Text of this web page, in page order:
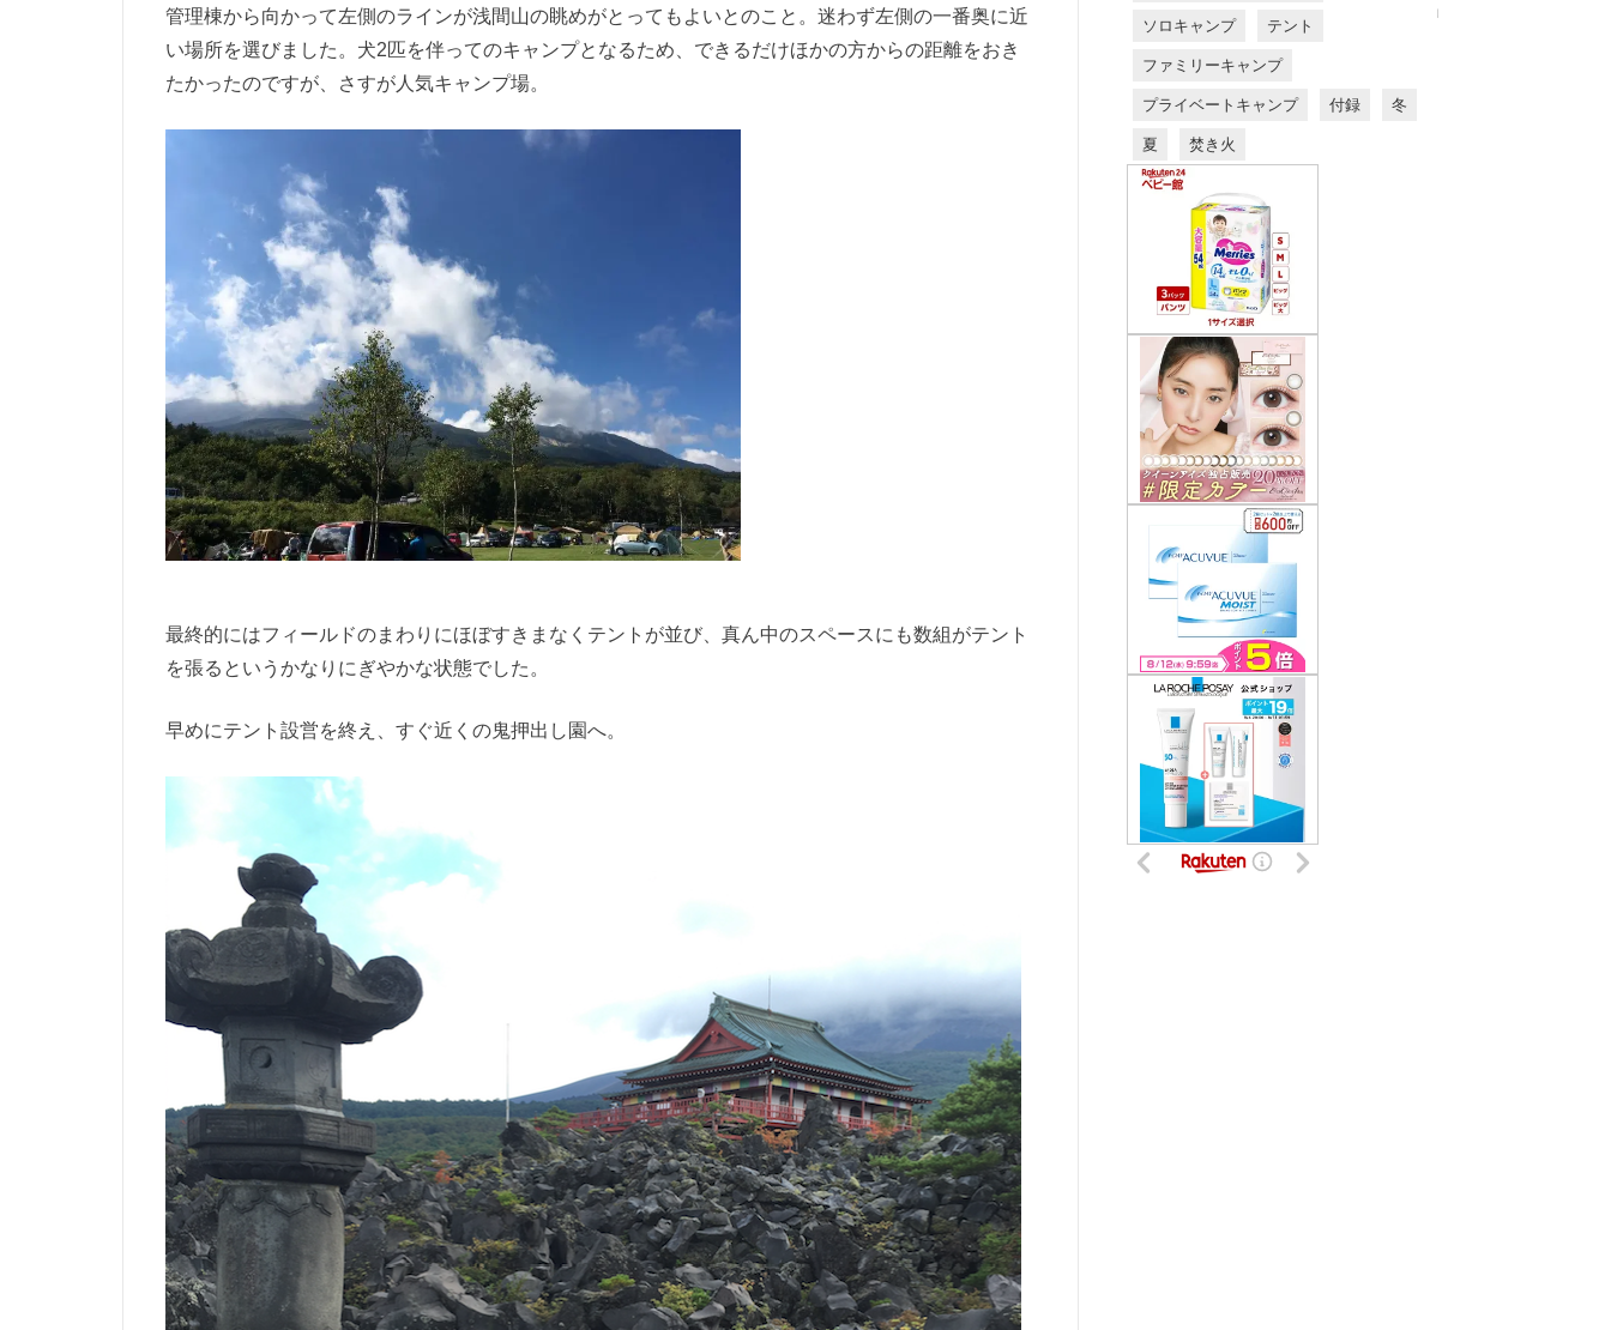
管理棟から向かって左側のラインが浅間山の眺めがとってもよいとのこと。迷わず左側の一番奥に近
い場所を選びました。犬2匹を伴ってのキャンプとなるため、できるだけほかの方からの距離をおき
たかったのですが、さすが人気キャンプ場。
最終的にはフィールドのまわりにほぼすきまなくテントが並び、真ん中のスペースにも数組がテント
を張るというかなりにぎやかな状態でした。
早めにテント設営を終え、すぐ近くの鬼押出し園へ。
ソロキャンプ テント
ファミリーキャンプ
プライベートキャンプ 付録 冬
夏 焚き火
品